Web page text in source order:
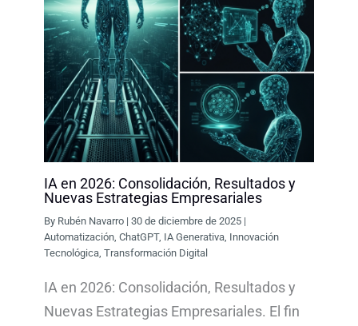
IA en 2026: Consolidación, Resultados y
Nuevas Estrategias Empresariales
By Rubén Navarro |30 de diciembre de 2025 |
Automatización,ChatGPT, IA Generativa, Innovación
Tecnológica,Transformación Digital
IA en 2026: Consolidación, Resultados y
Nuevas Estrategias Empresariales. El fin